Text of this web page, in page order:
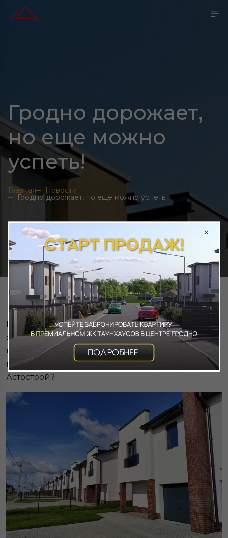
Гродно дорожает,
но еще можно
успеть!
Главная Новости
Гродно дорожает, но еще можно успеть!
Миллион иностранцев посетили Гродненскую
область в 2023 году. Примечательно, что 70% из
них задерживались на 2 дня и более. Чем же
привлекает Гродно туристов? И причем тут
Астострой?
×